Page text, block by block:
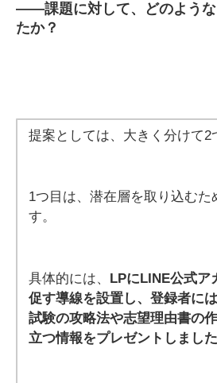
――課題に対して、どのよう
たか？
提案としては、大きく分けて2
1つ目は、潜在層を取り込むた
す。
具体的には、 LPにLINE公式ア
促す導線を設置し、登録者に
試験の攻略法や志望理由書の
立つ情報をプレゼントしました